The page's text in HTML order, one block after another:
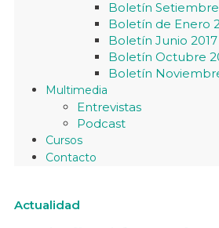
Boletín Setiembre
Boletín de Enero
Boletín Junio 2017
Boletín Octubre
Boletín
Multimedia
Entrevistas
Podcast
Cursos
Contacto
Actualidad